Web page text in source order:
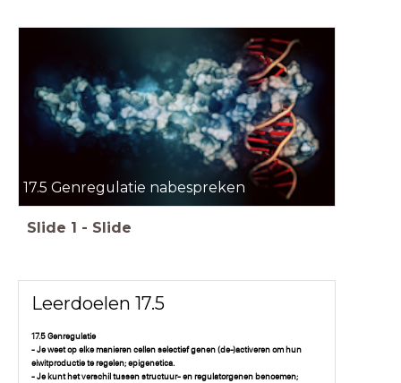
17.5 Genregulatie nabespreken
Slide 1 - Slide
Leerdoelen 17.5
17.5 Genregulatie
- Je weet op elke manieren cellen selectief genen (de-)activeren om hun
eiwitproductie te regelen; epigenetica.
- Je kunt het verschil tussen structuur- en regulatorgenen benoemen;